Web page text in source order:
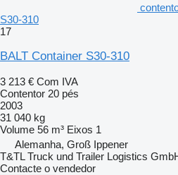
S30-310
17
BALT Container S30-310
3 213 € Com IVA
Contentor 20 pés
2003
31 040 kg
Volume 56 m³ Eixos 1
Alemanha, Groß Ippener
T&TL Truck und Trailer Logistics
Contacte o vendedor